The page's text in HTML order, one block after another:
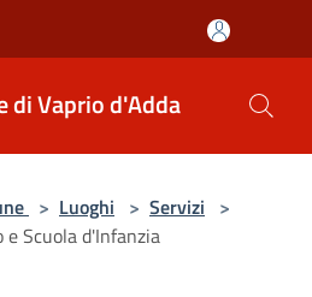
di Vaprio d'Adda
> Luoghi > Servizi >
e Scuola d'Infanzia